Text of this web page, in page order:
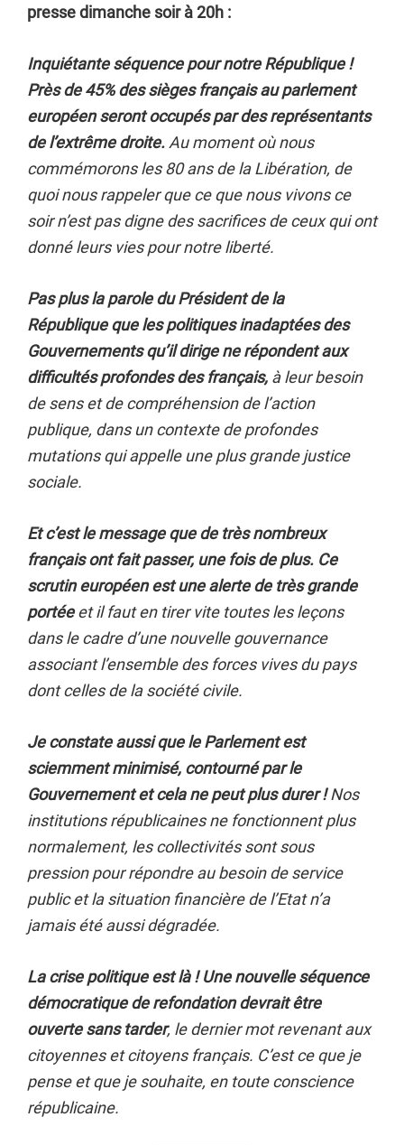
presse dimanche soir à 20h :
Inquiétante séquence pour notre République !
Près de 45% des sièges français au parlement
européen seront occupés par des représentants
de l’extrême droite. Au moment où nous
commémorons les 80 ans de la Libération, de
quoi nous rappeler que ce que nous vivons ce
soir n’est pas digne des sacrifices de ceux qui ont
donné leurs vies pour notre liberté.
Pas plus la parole du Président de la
République que les politiques inadaptées des
Gouvernements qu’il dirige ne répondent aux
difficultés profondes des français, à leur besoin
de sens et de compréhension de l’action
publique, dans un contexte de profondes
mutations qui appelle une plus grande justice
sociale.
Et c’est le message que de très nombreux
français ont fait passer, une fois de plus. Ce
scrutin européen est une alerte de très grande
portéeet il faut en tirer vite toutes les leçons
dans le cadre d’une nouvelle gouvernance
associant l’ensemble des forces vives du pays
dont celles de la société civile.
Je constate aussi que le Parlement est
sciemment minimisé, contourné par le
Gouvernement et cela ne peut plus durer !Nos
institutions républicaines ne fonctionnent plus
normalement, les collectivités sont sous
pression pour répondre au besoin de service
public et la situation financière de l’Etat n’a
jamais été aussi dégradée.
La crise politique est là ! Une nouvelle séquence
démocratique de refondation devrait être
ouverte sans tarder, le dernier mot revenant aux
citoyennes et citoyens français. C’est ce que je
pense et que je souhaite, en toute conscience
républicaine.